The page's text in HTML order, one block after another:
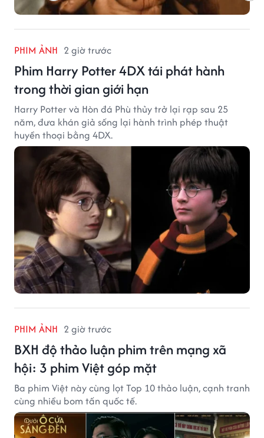
PHIM ẢNH 2 giờ trước
Phim Harry Potter 4DX tái phát hành
trong thời gian giới hạn
Harry Potter và Hòn đá Phù thủy trở lại rạp sau 25
năm, đưa khán giả sống lại hành trình phép thuật
huyền thoại bằng 4DX.
PHIM ẢNH 2 giờ trước
BXH độ thảo luận phim trên mạng xã
hội: 3 phim Việt góp mặt
Ba phim Việt này cùng lọt Top 10 thảo luận, cạnh tranh
cùng nhiều bom tấn quốc tế.